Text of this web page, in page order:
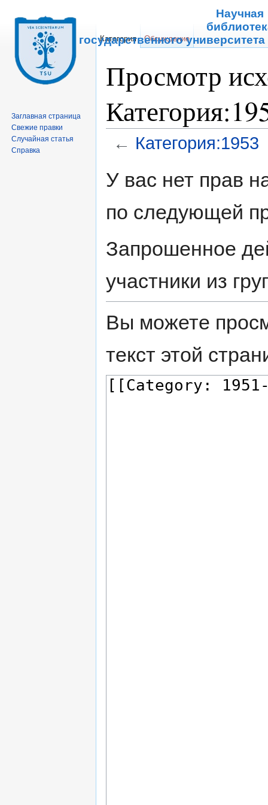
Просмотр
← Категория:1953
У вас нет прав
по следующей
Запрошенное
участники из
Вы можете
текст этой
Категория Обсуждение
Научная
Томского государственного университета
Заглавная страница
Свежие правки
Случайная статья
Справка